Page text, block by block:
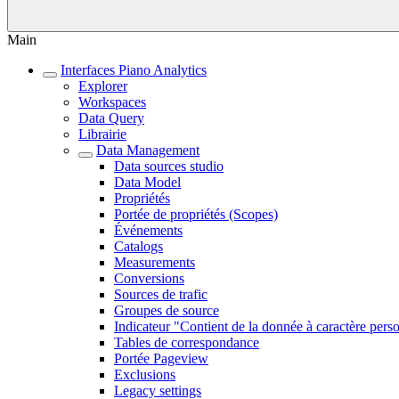
Main
Interfaces Piano Analytics
Explorer
Workspaces
Data Query
Librairie
Data Management
Data sources studio
Data Model
Propriétés
Portée de propriétés (Scopes)
Événements
Catalogs
Measurements
Conversions
Sources de trafic
Groupes de source
Indicateur "Contient de la donnée à caractère
Tables de correspondance
Portée Pageview
Exclusions
Legacy settings